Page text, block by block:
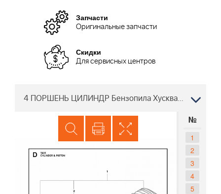
Запчасти
Оригинальные запчасти
Скидки
Для сервисных центров
4 ПОРШЕНЬ ЦИЛИНДР Бензопила Хускварна T435 от 2017-10
№
1
2
3
4
5